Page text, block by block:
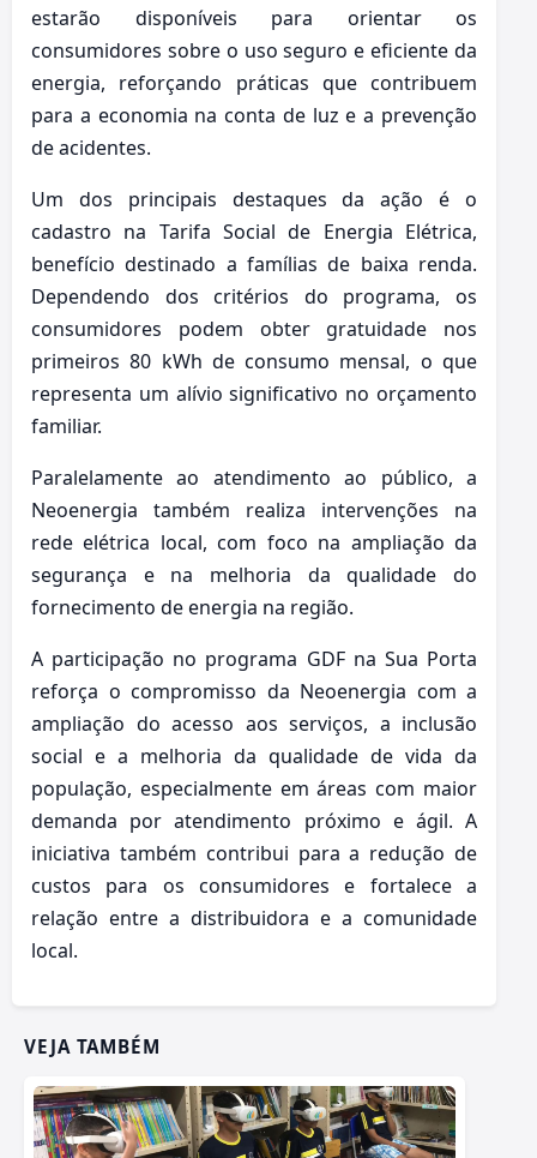
estarão disponíveis para orientar os
consumidores sobre o uso seguro e eficiente da
energia, reforçando práticas que contribuem
para a economia na conta de luz e a prevenção
de acidentes.
Um dos principais destaques da ação é o
cadastro na Tarifa Social de Energia Elétrica,
benefício destinado a famílias de baixa renda.
Dependendo dos critérios do programa, os
consumidores podem obter gratuidade nos
primeiros 80 kWh de consumo mensal, o que
representa um alívio significativo no orçamento
familiar.
Paralelamente ao atendimento ao público, a
Neoenergia também realiza intervenções na
rede elétrica local, com foco na ampliação da
segurança e na melhoria da qualidade do
fornecimento de energia na região.
A participação no programa GDF na Sua Porta
reforça o compromisso da Neoenergia com a
ampliação do acesso aos serviços, a inclusão
social e a melhoria da qualidade de vida da
população, especialmente em áreas com maior
demanda por atendimento próximo e ágil. A
iniciativa também contribui para a redução de
custos para os consumidores e fortalece a
relação entre a distribuidora e a comunidade
local.
VEJA TAMBÉM